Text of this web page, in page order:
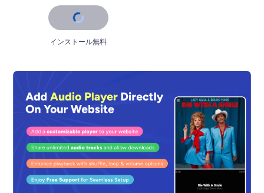
インストール無料